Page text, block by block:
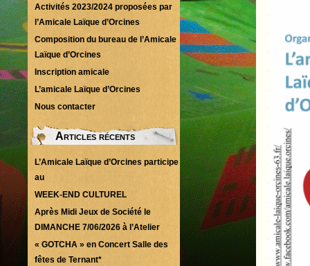
Activités 2023/2024 proposées par
l’Amicale Laïque d’Orcines
Composition du bureau de l’Amicale
Laïque d’Orcines
Inscription amicale
L’amicale Laïque d’Orcines
Nous contacter
Articles récents
L’Amicale Laïque d’Orcines participe
au
WEEK-END CULTUREL
Après Midi Jeux de Société le
DIMANCHE 7/06/2026 à l’Atelier
« GOTCHA » en Concert Salle des
fêtes de Ternant*